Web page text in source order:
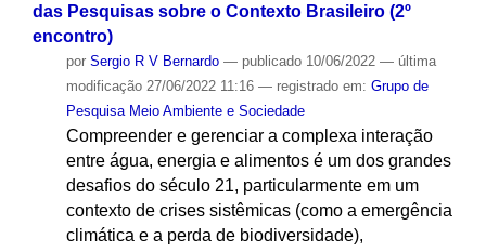
das Pesquisas sobre o Contexto Brasileiro (2º
encontro)
por Sergio R V Bernardo — publicado10/06/2022 — última
modificação27/06/2022 11:16 — registrado em: Grupo de
Pesquisa Meio Ambiente e Sociedade
Compreender e gerenciar a complexa interação
entre água, energia e alimentos é um dos grandes
desafios do século 21, particularmente em um
contexto de crises sistêmicas (como a emergência
climática e a perda de biodiversidade),